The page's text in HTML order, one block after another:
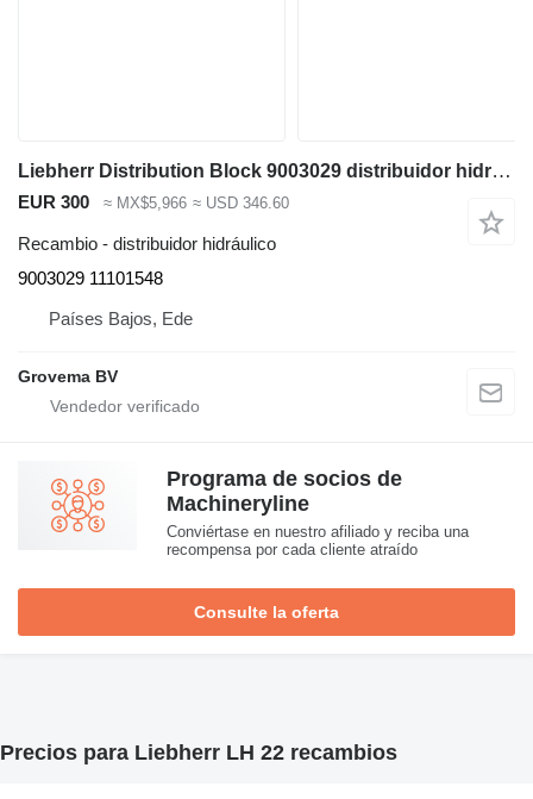
Liebherr Distribution Block 9003029 distribuidor hidráulico para Liebherr A922 Rail / A924 Rail / LH22 C / LH22 M / LH24 M / LH26 EC / LH26 M / LH30 C / LH30 M / LH35 M / LH35 MT / LH40 C / LH40 M / LH50 CHR / LH50 M / LH50 excavadora
EUR 300 ≈ MX$5,966 ≈ USD 346.60
Recambio - distribuidor hidráulico
9003029 11101548
Países Bajos, Ede
Grovema BV
Programa de socios de
Machineryline
Conviértase en nuestro afiliado y reciba una
recompensa por cada cliente atraído
Consulte la oferta
Precios para Liebherr LH 22 recambios